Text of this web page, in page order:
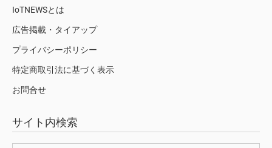
IoTNEWSとは
広告掲載・タイアップ
プライバシーポリシー
特定商取引法に基づく表示
お問合せ
サイト内検索